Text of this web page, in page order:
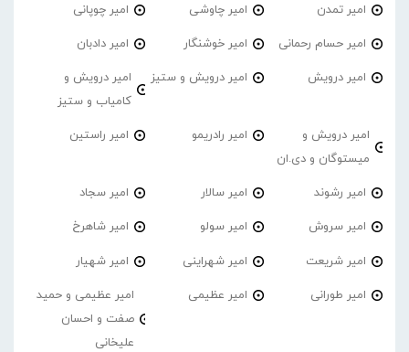
امیر تمدن امیر چاوشی امیر چوپانی
امیر حسام رحمانی امیر خوشنگار امیر دادبان
امیر درویش امیر درویش و ستیز
امیر درویش و
کامیاب و ستیز
امیر درویش و
میستوگان و دی.ان
امیر رادریمو امیر راستین
امیر رشوند امیر سالار امیر سجاد
امیر سروش امیر سولو امیر شاهرخ
امیر شریعت امیر شهراینی امیر شهیار
امیر طورانی امیر عظیمی
امیر عظیمی و حمید
صفت و احسان
علیخانی